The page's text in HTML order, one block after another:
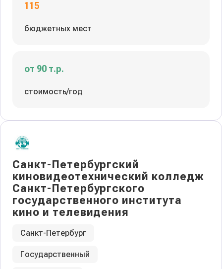
115
бюджетных мест
от 90 т.р.
стоимость/год
Санкт-Петербургский
киновидеотехнический колледж
Санкт-Петербургского
государственного института
кино и телевидения
Санкт-Петербург
Государственный